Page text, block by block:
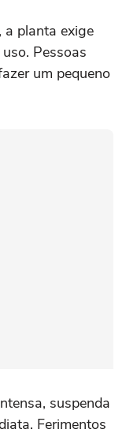
a planta exige
Pessoas
um pequeno
suspenda
Ferimentos